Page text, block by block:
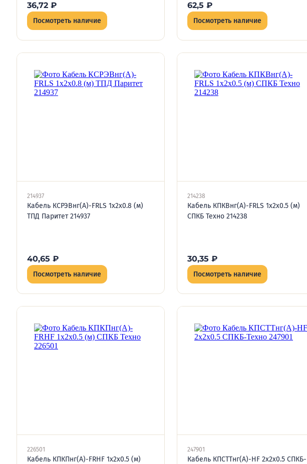
36,72 ₽
Посмотреть наличие
62,5 ₽
Посмотреть наличие
214937
Кабель КСРЭВнг(А)-FRLS 1х2х0.8 (м)
ТПД Паритет 214937
40,65 ₽
Посмотреть наличие
214238
Кабель КПКВнг(А)-FRLS 1х2х0.5 (м)
СПКБ Техно 214238
30,35 ₽
Посмотреть наличие
226501
Кабель КПКПнг(А)-FRHF 1х2х0.5 (м)
247901
Кабель КПСТТнг(А)-HF 2х2х0.5 СПКБ-